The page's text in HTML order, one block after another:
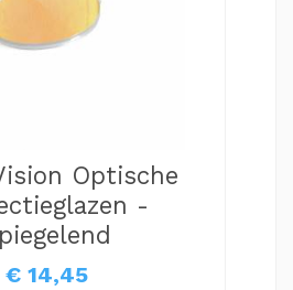
Optische
-
€ 14,45